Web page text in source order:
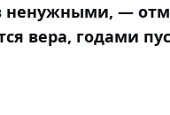
ненужными, —
вера, годами